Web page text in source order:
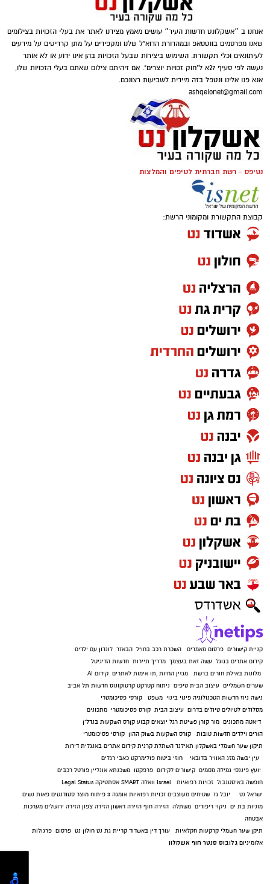
אנחנו ב ״אשקלונט חדשות העיר״ עושים מאמץ מצידנו לאתר את בעלי הזכויות בצילומים
שאנו מפרסמים בווטסאפ ובמהדורת הדוא"ל שלנו ומקפידים על מתן קרדיטים על מידעים
לעיתונאים וכלי תקשורת. השימוש ביצירות שבעל הזכויות בהן אינו ידוע או לא אותר
נעשה לפי סעיף 27א ל"חוק זכויות יוצרים". אם זיהיתם צילום שאתם בעלי הזכויות שלו,
אנא פנו אלינו ונטפל בזה מיידית לשביעות רצונכם.
ashqelonet@gmail.com
נטיפס - רשת חברתית לטיפים והמלצות
קבוצת התקשורת ומקומוני הרשת:
קניית קישורים פרסום מאמרים השכרת רכב בחו"ל הבאזר לונדון עם ילדים
קידום אתרים בגוגל עשה זאת בעצמך מדריך תיירות חדשות הדיגיטל
מלונות באילת חורים ברשת מגזין החיות ,תו אימות לאתרים קידום AI
שערים חשמליים עיצוב הבית טיפים ניתוח קטרקט קרטוקונוס חדשות תל אביב
נישה ניוז חדשות הטכנולוגיה פינוי בינוי משפט
קורסי פסיכומטרי
מסלולים לטיולים טיולים בדרום עיצוב הבית קורס פסיכומטרי מתכונים
דיאטה מתכונים מור קורן פשיטת רגל יוצאים קבוע קןרס השקעות בנדל"ן
הורים וילדים חדשות טובות קורס השקעות בשוק ההון קורסי פסיכומטרי
תיקון שער חשמלי באשקלון תאילנד השתלת קרנית קידום אתרים באנגלית דירות
עין יבשה מזג האוויר בדובאי חוזי ביטוח פולימרקט כאבי רגלים
יועץ פיננסי גמילה מסמים קישורים לקידום פרפקטו משכנתא אונליין פורטל רכבים
חופשה באיסטנבול זכויות רפואיות Israel וואלה SMART אסתטיקה Legal Status
ישראל נט
יובל גז שטיחים מעוצבים זכויות רפואיות אומגה 3 פיתוח מוצר סטודנטים פאות נשים
מוניות בת ים ניקוי ריפודים משתלה הזירה חוף הזירה ראשון הזירה צפון הזירה ירושלים מערכות
אבטחה
תיקן שער חשמלי קרקעות חקלאיות עורך דין באשדוד קריית גת נט חולון נט פרסום פרגולות
אלומיניום גלובוס סנטר חוף אשקלון